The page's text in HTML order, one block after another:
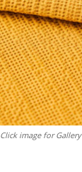
Click image for Gallery